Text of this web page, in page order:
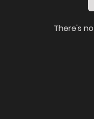
There's